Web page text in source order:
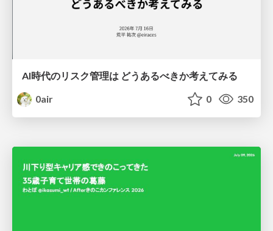
AI時代のリスク管理は どうあるべきか考えてみる
0air
0 350